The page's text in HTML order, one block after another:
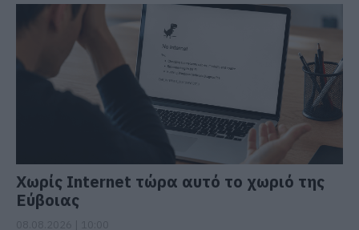
Χωρίς Internet τώρα αυτό το χωριό της
Εύβοιας